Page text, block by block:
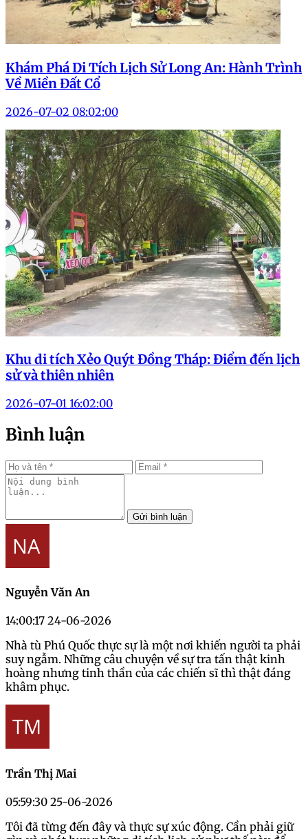
Khám Phá Di Tích Lịch Sử Long An: Hành Trình
Về Miền Đất Cổ
2026-07-02 08:02:00
Khu di tích Xẻo Quýt Đồng Tháp: Điểm đến lịch
sử và thiên nhiên
2026-07-01 16:02:00
Bình luận
Gửi bình luận
Nguyễn Văn An
14:00:17 24-06-2026
Nhà tù Phú Quốc thực sự là một nơi khiến người ta phải
suy ngẫm. Những câu chuyện về sự tra tấn thật kinh
hoàng nhưng tinh thần của các chiến sĩ thì thật đáng
khâm phục.
Trần Thị Mai
05:59:30 25-06-2026
Tôi đã từng đến đây và thực sự xúc động. Cần phải giữ